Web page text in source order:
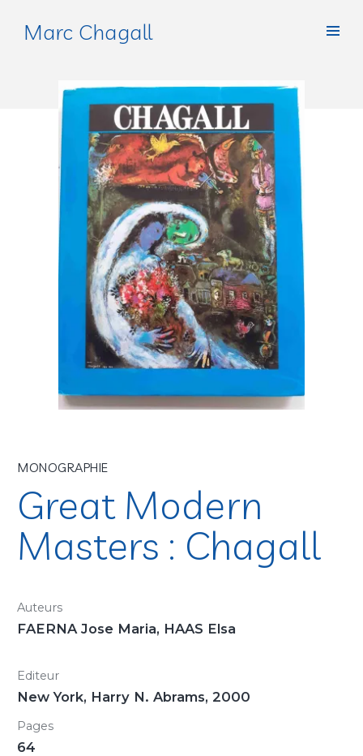
Marc Chagall
MONOGRAPHIE
Great Modern
Masters : Chagall
Auteurs
FAERNA Jose Maria, HAAS Elsa
Editeur
New York, Harry N. Abrams, 2000
Pages
64